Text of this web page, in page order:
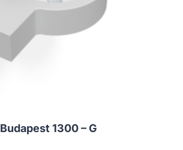
Budapest 1300 – G